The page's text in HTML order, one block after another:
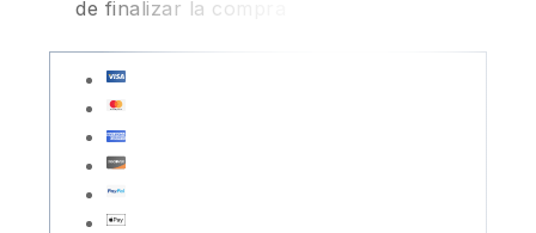
de finalizar la compra